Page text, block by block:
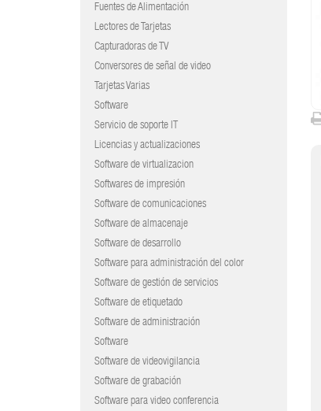
Fuentes de Alimentación
Lectores de Tarjetas
Capturadoras de TV
Conversores de señal de video
Tarjetas Varias
Software
Servicio de soporte IT
Licencias y actualizaciones
Software de virtualizacion
Softwares de impresión
Software de comunicaciones
Software de almacenaje
Software de desarrollo
Software para administración del color
Software de gestión de servicios
Software de etiquetado
Software de administración
Software
Software de videovigilancia
Software de grabación
Software para video conferencia